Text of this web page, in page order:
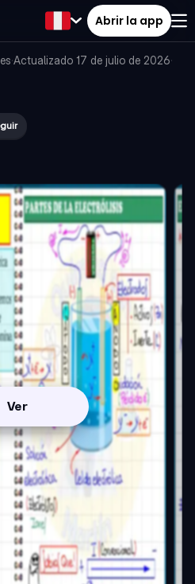
Abrir la app
·Actualizado 17 de julio de 2026·
Ver